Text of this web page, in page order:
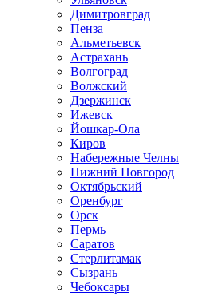
Димитровград
Пенза
Альметьевск
Астрахань
Волгоград
Волжский
Дзержинск
Ижевск
Йошкар-Ола
Киров
Набережные Челны
Нижний Новгород
Октябрьский
Оренбург
Орск
Пермь
Саратов
Стерлитамак
Сызрань
Чебоксары